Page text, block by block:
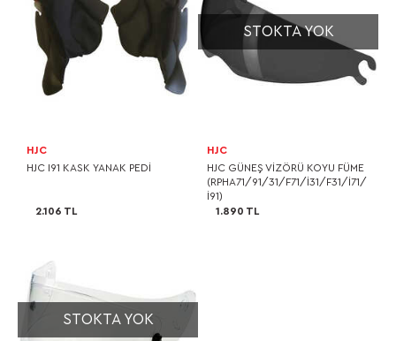
HJC
HJC I91 KASK YANAK PEDİ
2.106 TL
STOKTA YOK
HJC
HJC GÜNEŞ VİZÖRÜ KOYU FÜME
(RPHA71/91/31/F71/I31/F31/I71/
I91)
1.890 TL
STOKTA YOK